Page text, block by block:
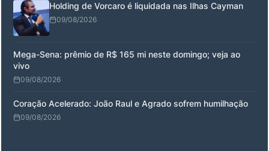
Holding de Vorcaro é liquidada nas Ilhas Cayman
09/08/2026
Mega-Sena: prêmio de R$ 165 mi neste domingo; veja ao
vivo
09/08/2026
Coração Acelerado: João Raul e Agrado sofrem humilhação
09/08/2026